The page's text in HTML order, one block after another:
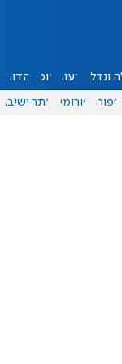
ונדל"ן דעות אוכל יהדות
ספורט פורומים אתר ישיבה